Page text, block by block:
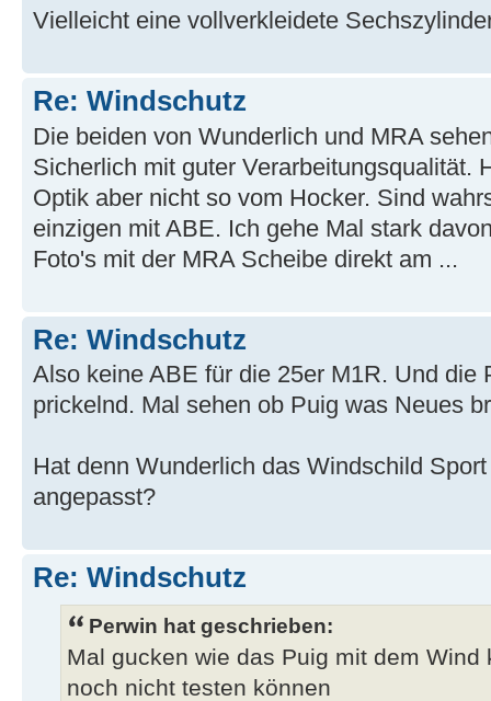
Vielleicht eine vollverkleidete
Re: Windschutz
Die beiden von Wunderlich und MRA
Sicherlich mit guter Verarbeitungsqualität.
Optik aber nicht so vom Hocker. Sind
einzigen mit ABE. Ich gehe Mal stark
Foto's mit der MRA Scheibe direkt am ...
Re: Windschutz
Also keine ABE für die 25er M1R. Und die
prickelnd. Mal sehen ob Puig was Neues
Hat denn Wunderlich das Windschild
angepasst?
Re: Windschutz
Perwin hat geschrieben:
Mal gucken wie das Puig mit dem
noch nicht testen können